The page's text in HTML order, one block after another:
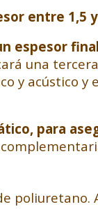
entre 1,5
espesor
una
y acústico
para
poliuretano.